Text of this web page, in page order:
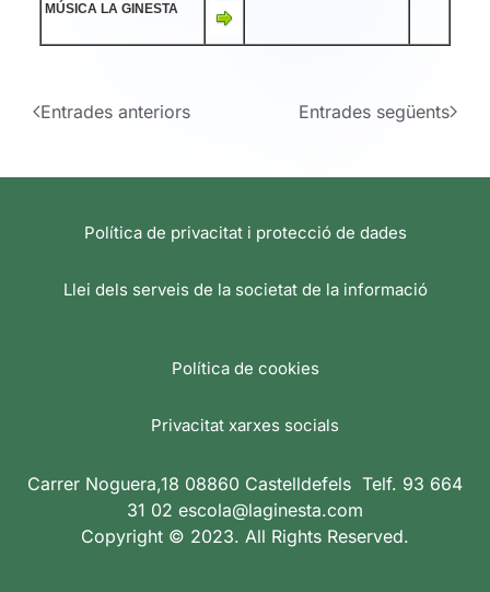
MÚSICA LA GINESTA
Entrades anteriors Entrades següents
Política de privacitat i protecció de dades
Llei dels serveis de la societat de la informació
Política de cookies
Privacitat xarxes socials
Carrer Noguera,18 08860 Castelldefels Telf. 93 664
31 02 escola@laginesta.com
Copyright © 2023. All Rights Reserved.